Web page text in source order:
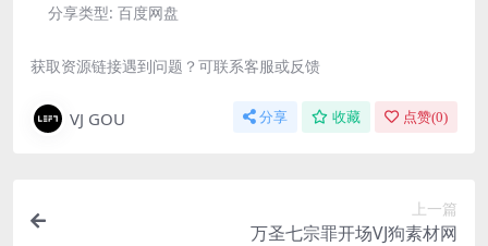
分享类型: 百度网盘
获取资源链接遇到问题？可联系客服或反馈
VJ GOU 分享 收藏 点赞(0)
上一篇
万圣七宗罪开场VJ狗素材网